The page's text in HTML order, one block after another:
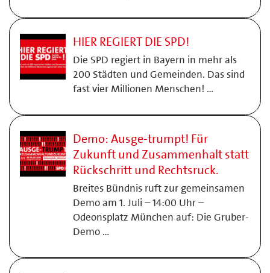
HIER REGIERT DIE SPD!
Die SPD regiert in Bayern in mehr als
200 Städten und Gemeinden. Das sind
fast vier Millionen Menschen! …
Demo: Ausge-trumpt! Für
Zukunft und Zusammenhalt statt
Rückschritt und Rechtsruck.
Breites Bündnis ruft zur gemeinsamen
Demo am 1. Juli – 14:00 Uhr –
Odeonsplatz München auf: Die Gruber-
Demo …